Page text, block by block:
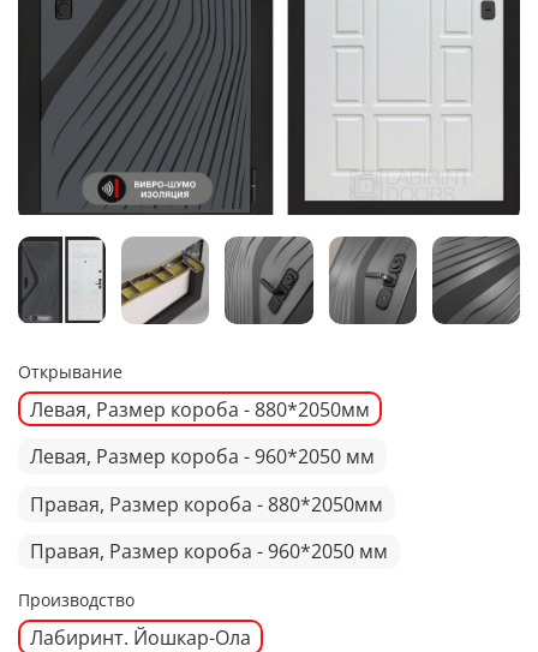
Открывание
Левая, Размер короба - 880*2050мм
Левая, Размер короба - 960*2050 мм
Правая, Размер короба - 880*2050мм
Правая, Размер короба - 960*2050 мм
Производство
Лабиринт. Йошкар-Ола